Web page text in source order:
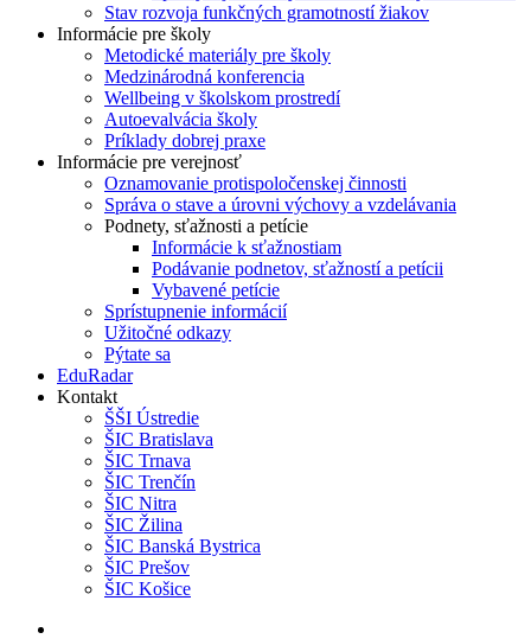
Stav rozvoja funkčných gramotností žiakov
Informácie pre školy
Metodické materiály pre školy
Medzinárodná konferencia
Wellbeing v školskom prostredí
Autoevalvácia školy
Príklady dobrej praxe
Informácie pre verejnosť
Oznamovanie protispoločenskej činnosti
Správa o stave a úrovni výchovy a vzdelávania
Podnety, sťažnosti a petície
Informácie k sťažnostiam
Podávanie podnetov, sťažností a petícii
Vybavené petície
Sprístupnenie informácií
Užitočné odkazy
Pýtate sa
EduRadar
Kontakt
ŠŠI Ústredie
ŠIC Bratislava
ŠIC Trnava
ŠIC Trenčín
ŠIC Nitra
ŠIC Žilina
ŠIC Banská Bystrica
ŠIC Prešov
ŠIC Košice